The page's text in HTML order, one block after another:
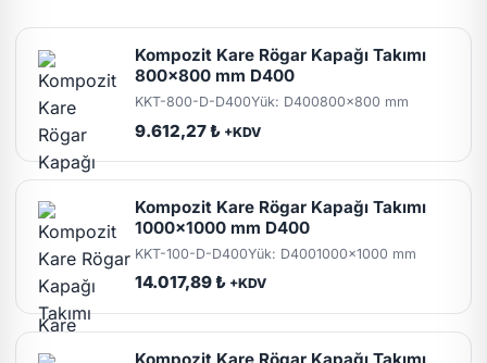
Kompozit Kare Rögar Kapağı Takımı
800x800 mm D400
KKT-800-D-D400Yük: D400800x800 mm
9.612,27 ₺ +KDV
Kompozit Kare Rögar Kapağı Takımı
1000x1000 mm D400
KKT-100-D-D400Yük: D4001000x1000 mm
14.017,89 ₺ +KDV
Kompozit Kare Rögar Kapağı Takımı